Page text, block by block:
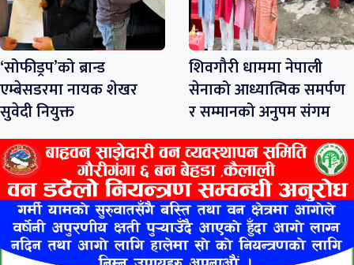
‘सोफीड्रप’को ब्रान्ड
एम्बेसडरमा नायक शेखर
सुवेदी नियुक्त
शिवगौरी धाममा नेपाली
सेनाको आध्यात्मिक समर्पण
र सम्मानको अनुपम संगम